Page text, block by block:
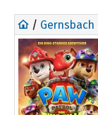
/ Gernsbach